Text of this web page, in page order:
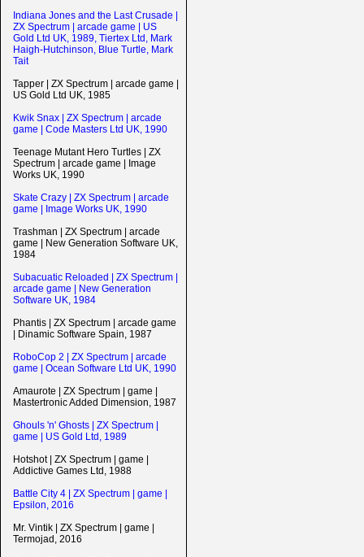
Indiana Jones and the Last Crusade |
ZX Spectrum | arcade game | US
Gold Ltd UK, 1989, Tiertex Ltd, Mark
Haigh-Hutchinson, Blue Turtle, Mark
Tait
Tapper | ZX Spectrum | arcade game |
US Gold Ltd UK, 1985
Kwik Snax | ZX Spectrum | arcade
game | Code Masters Ltd UK, 1990
Teenage Mutant Hero Turtles | ZX
Spectrum | arcade game | Image
Works UK, 1990
Skate Crazy | ZX Spectrum | arcade
game | Image Works UK, 1990
Trashman | ZX Spectrum | arcade
game | New Generation Software UK,
1984
Subacuatic Reloaded | ZX Spectrum |
arcade game | New Generation
Software UK, 1984
Phantis | ZX Spectrum | arcade game
| Dinamic Software Spain, 1987
RoboCop 2 | ZX Spectrum | arcade
game | Ocean Software Ltd UK, 1990
Amaurote | ZX Spectrum | game |
Mastertronic Added Dimension, 1987
Ghouls 'n' Ghosts | ZX Spectrum |
game | US Gold Ltd, 1989
Hotshot | ZX Spectrum | game |
Addictive Games Ltd, 1988
Battle City 4 | ZX Spectrum | game |
Epsilon, 2016
Mr. Vintik | ZX Spectrum | game |
Termojad, 2016